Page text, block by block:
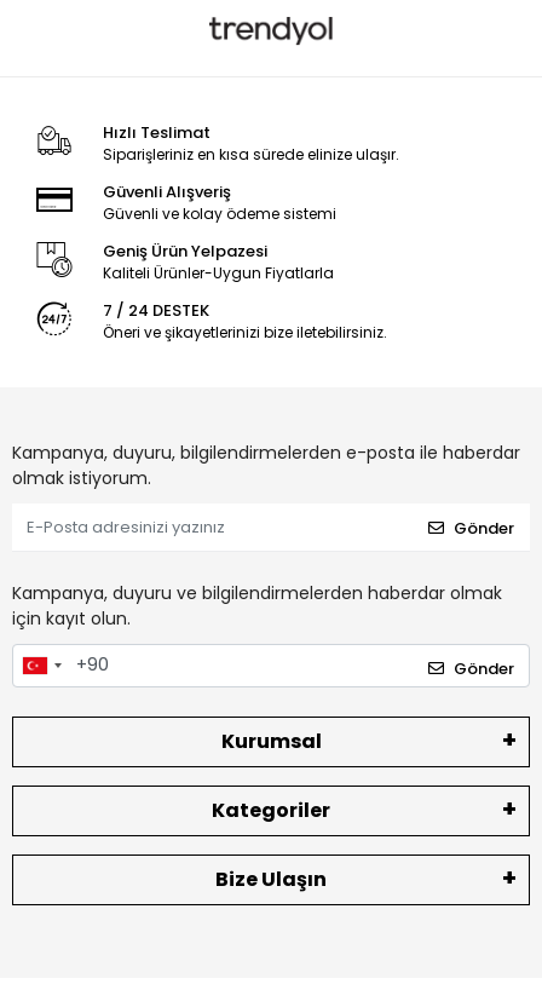
Hızlı Teslimat
Siparişleriniz en kısa sürede elinize ulaşır.
Güvenli Alışveriş
Güvenli ve kolay ödeme sistemi
Geniş Ürün Yelpazesi
Kaliteli Ürünler-Uygun Fiyatlarla
7 / 24 DESTEK
Öneri ve şikayetlerinizi bize iletebilirsiniz.
Kampanya, duyuru, bilgilendirmelerden e-posta ile haberdar
olmak istiyorum.
Gönder
Kampanya, duyuru ve bilgilendirmelerden haberdar olmak
için kayıt olun.
Gönder
Kurumsal
Kategoriler
Bize Ulaşın